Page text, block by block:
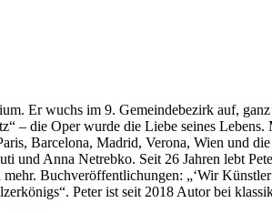
Er wuchs im 9. Gemeindebezirk auf,
– die Oper wurde die Liebe seines
Barcelona, Madrid, Verona, Wien und
Anna Netrebko. Seit 26 Jahren lebt
Buchveröffentlichungen: „‘Wir
Peter ist seit 2018 Autor bei